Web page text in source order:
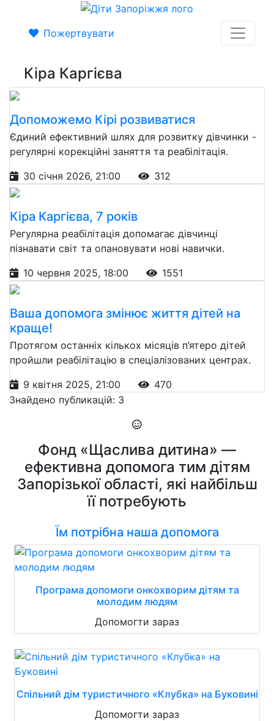
Пожертвувати
Кіра Каргієва
Допоможемо Кірі розвиватися
Єдиний ефективний шлях для розвитку дівчинки -
регулярні корекційні заняття та реабілітація.
30 січня 2026, 21:00
312
Кіра Каргієва, 7 років
Регулярна реабілітація допомагає дівчинці
пізнавати світ та опановувати нові навички.
10 червня 2025, 18:00
1551
Ваша допомога змінює життя дітей на
краще!
Протягом останніх кількох місяців п’ятеро дітей
пройшли реабілітацію в спеціалізованих центрах.
9 квітня 2025, 21:00
470
Знайдено публикацій: 3
Фонд «Щаслива дитина» —
ефективна допомога тим дітям
Запорізької області, які найбільш
її потребують
Їм потрібна наша допомога
Програма допомоги онкохворим дітям та
молодим людям
Допомогти зараз
Спільний дім туристичного «Клубка» на Буковині
Допомогти зараз